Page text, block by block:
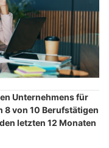
Unternehmens für
8 von 10 Berufstätigen
letzten 12 Monaten